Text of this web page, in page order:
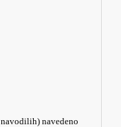
navedeno